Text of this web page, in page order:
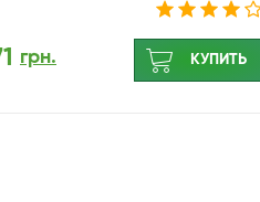
грн. КУПИТЬ